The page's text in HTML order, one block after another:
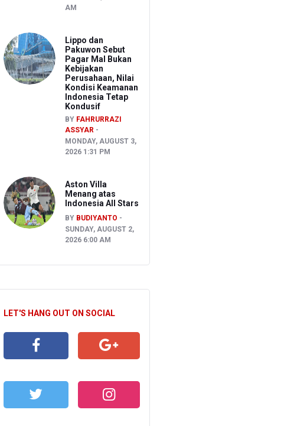
AM
Lippo dan
Pakuwon Sebut
Pagar Mal Bukan
Kebijakan
Perusahaan, Nilai
Kondisi Keamanan
Indonesia Tetap
Kondusif
BY FAHRURRAZI
ASSYAR
MONDAY, AUGUST 3,
2026 1:31 PM
Aston Villa
Menang atas
Indonesia All Stars
BY BUDIYANTO
SUNDAY, AUGUST 2,
2026 6:00 AM
LET'S HANG OUT ON SOCIAL